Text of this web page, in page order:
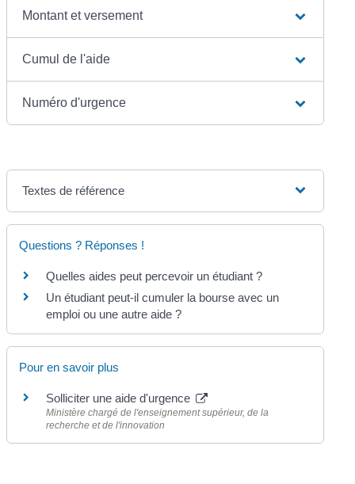
Montant et versement
Cumul de l'aide
Numéro d'urgence
Textes de référence
Questions ? Réponses !
Quelles aides peut percevoir un étudiant ?
Un étudiant peut-il cumuler la bourse avec un
emploi ou une autre aide ?
Pour en savoir plus
Solliciter une aide d'urgence
Ministère chargé de l'enseignement supérieur, de la
recherche et de l'innovation